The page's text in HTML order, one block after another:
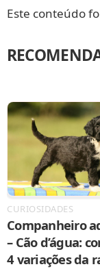
Este conteúdo
CURIOSIDADES
Companheiro
– Cão d’água:
4 variações da